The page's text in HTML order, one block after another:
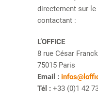
directement sur
contactant :
L’OFFICE
8 rue César Franck
75015 Paris
Email :
Tél : +33 (0)1 42